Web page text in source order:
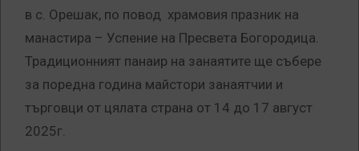
в с. Орешак, по повод храмовия празник на
манастира – Успение на Пресвета Богородица.
Традиционният панаир на занаятите ще събере
за поредна година майстори занаятчии и
търговци от цялата страна от 14 до 17 август
2025г.